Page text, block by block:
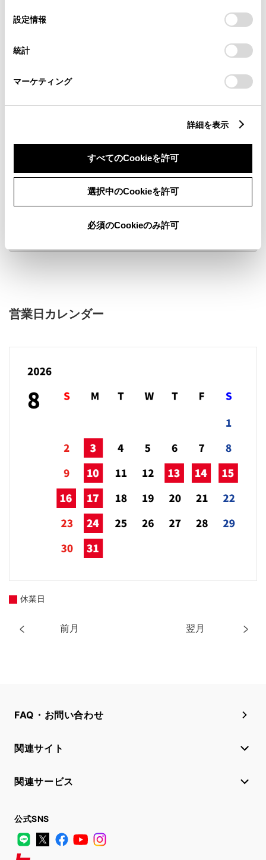
デバイスにすべてのCookie(クッキー)が保存されることに同
意したことになります。Cookie(クッキー)のオプトアウト、
設定の変更、同意を撤回したりするにあたっては、当社の
「Cookie（クッキー）情報の取り扱いについて
」をご覧くだ
設定情報
統計
マーケティング
詳細を表示
すべてのCookieを許可
選択中のCookieを許可
必須のCookieのみ許可
扱店
新車取扱店
鈑金・塗装修理取扱店 くるま買取
au Wi-Fiスポット
営業日カレンダー
前月 翌月
休業日
FAQ・お問い合わせ
関連サイト
関連サービス
公式SNS
LINE
X FacebookYouTube